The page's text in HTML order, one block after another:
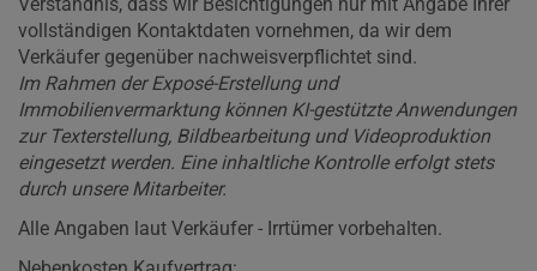
vollständigen Kontaktdaten vornehmen, da wir dem
Verkäufer gegenüber nachweisverpflichtet sind.
Im Rahmen der Exposé-Erstellung und
Immobilienvermarktung können KI-gestützte Anwendungen
zur Texterstellung, Bildbearbeitung und Videoproduktion
eingesetzt werden. Eine inhaltliche Kontrolle erfolgt stets
durch unsere Mitarbeiter.
Alle Angaben laut Verkäufer - Irrtümer vorbehalten.